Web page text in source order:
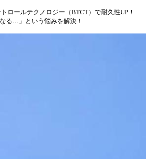
ロールテクノロジー（BTCT）で耐久性UP！
る…」という悩みを解決！